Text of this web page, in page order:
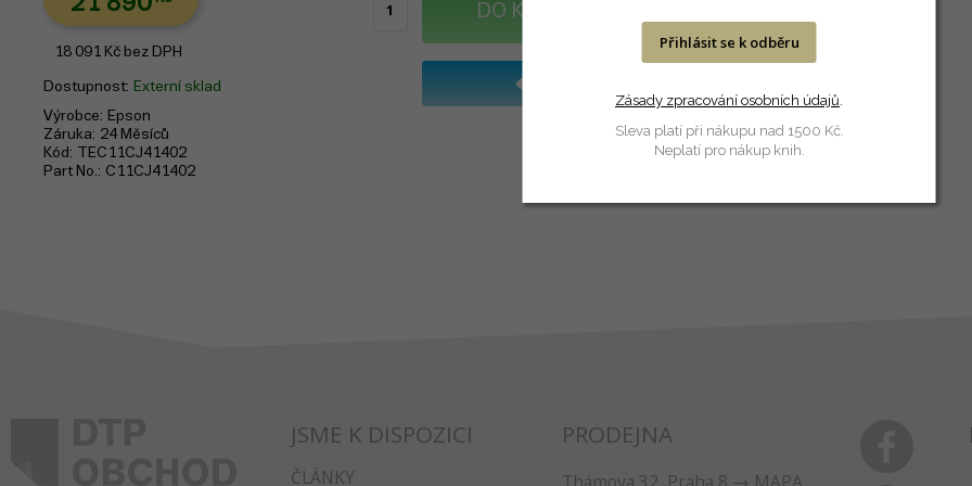
18 091 Kč bez DPH
Dostupnost Externí sklad
Výrobce
Epson
Záruka 24 Měsíců
Kód
TEC11CJ41402
Part No.
C11CJ41402
DO KOŠÍKU
JSME K DISPOZICI
ČLÁNKY
PRODEJNA
Přihlásit se k odběru
Zásady zpracování osobních údajů.
Sleva platí při nákupu nad 1500 Kč.
Neplatí pro nákup knih.